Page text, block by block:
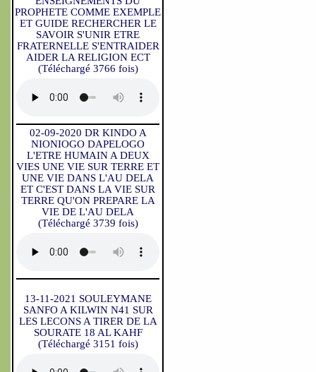
PROPHETE COMME EXEMPLE
ET GUIDE RECHERCHER LE
SAVOIR S'UNIR ETRE
FRATERNELLE S'ENTRAIDER
AIDER LA RELIGION ECT
(Téléchargé 3766 fois)
02-09-2020 DR KINDO A
NIONIOGO DAPELOGO
L'ETRE HUMAIN A DEUX
VIES UNE VIE SUR TERRE ET
UNE VIE DANS L'AU DELA
ET C'EST DANS LA VIE SUR
TERRE QU'ON PREPARE LA
VIE DE L'AU DELA
(Téléchargé 3739 fois)
13-11-2021 SOULEYMANE
SANFO A KILWIN N41 SUR
LES LECONS A TIRER DE LA
SOURATE 18 AL KAHF
(Téléchargé 3151 fois)